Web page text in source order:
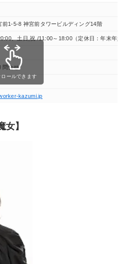
前1-5-8 神宮前タワービルディング14階
、土日,祝 /11:00～18:00（定休日：年末年始
問合せ
kazumi.jp
ロールできます
】